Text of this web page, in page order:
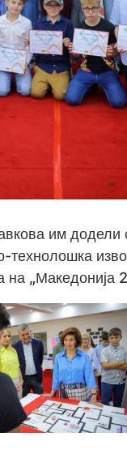
им додели
технолошка
на